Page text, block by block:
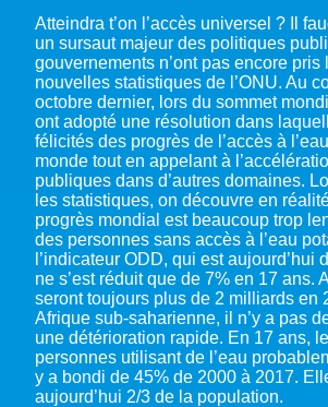
Atteindra t’on l’accès universel ? Il
un sursaut majeur des politiques
gouvernements n’ont pas encore pris
nouvelles statistiques de l’ONU. Au
octobre dernier, lors du sommet
ont adopté une résolution dans
félicités des progrès de l’accès à
monde tout en appelant à
publiques dans d’autres domaines.
les statistiques, on découvre en
progrès mondial est beaucoup trop
des personnes sans accès à l’eau
l’indicateur ODD, qui est aujourd’hui
ne s’est réduit que de 7% en 17 ans.
seront toujours plus de 2 milliards en
Afrique sub-saharienne, il n’y a pas
une détérioration rapide. En 17 ans,
personnes utilisant de l’eau
y a bondi de 45% de 2000 à 2017.
aujourd’hui 2/3 de la population.